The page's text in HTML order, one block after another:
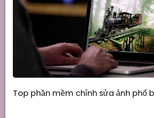
Top phần mềm chỉnh sửa ảnh phổ